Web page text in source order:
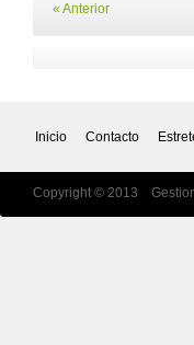
« Anterior
Inicio Contacto
Copyright © 2013